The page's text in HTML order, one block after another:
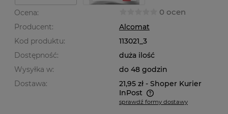
Ocena: 0 ocen
Producent:
Alcomat
Kod produktu:
113021_3
Dostępność:
duża ilość
Wysyłka w:
do 48 godzin
Dostawa:
21,95 zł - Shoper Kurier
InPost
Cena nie zawiera ewentualnych kosztów płatności
sprawdź formy dostawy